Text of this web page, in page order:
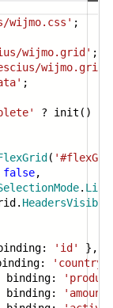
wijmo.css' ;
wijmo.grid' ;
;
? init() :
(
false,
.
'id'
},
'country'
binding:
binding:
'amount'